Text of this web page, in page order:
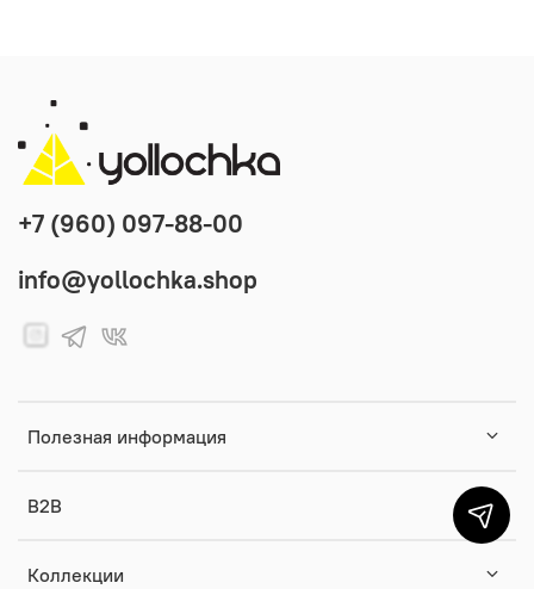
Полезная информация
B2B
Коллекции
+7 (960) 097-88-00
info@yollochka.shop